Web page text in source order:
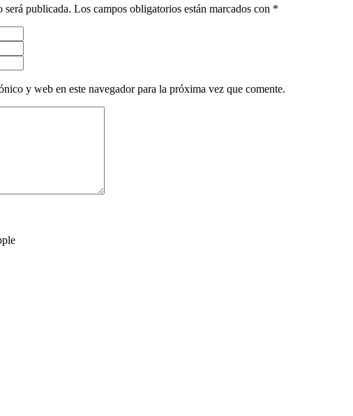
será publicada. Los campos obligatorios están marcados con *
y web en este navegador para la próxima vez que comente.